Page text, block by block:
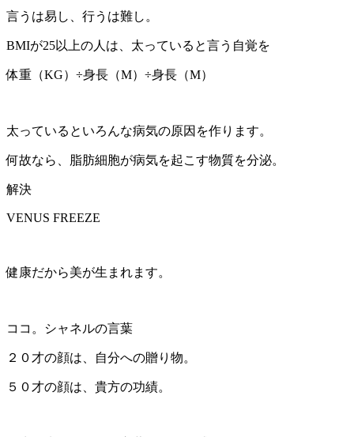
言うは易し、行うは難し。
BMIが25以上の人は、太っていると言う自覚を
体重（KG）÷身長（M）÷身長（M）
太っているといろんな病気の原因を作ります。
何故なら、脂肪細胞が病気を起こす物質を分泌。
解決
VENUS FREEZE
健康だから美が生まれます。
ココ。シャネルの言葉
２０才の顔は、自分への贈り物。
５０才の顔は、貴方の功績。